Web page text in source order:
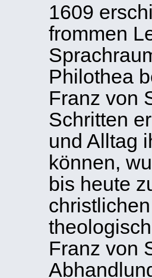
1609
frommen
Philothea
Franz von
Schritten
und Alltag
können,
bis heute
Franz von